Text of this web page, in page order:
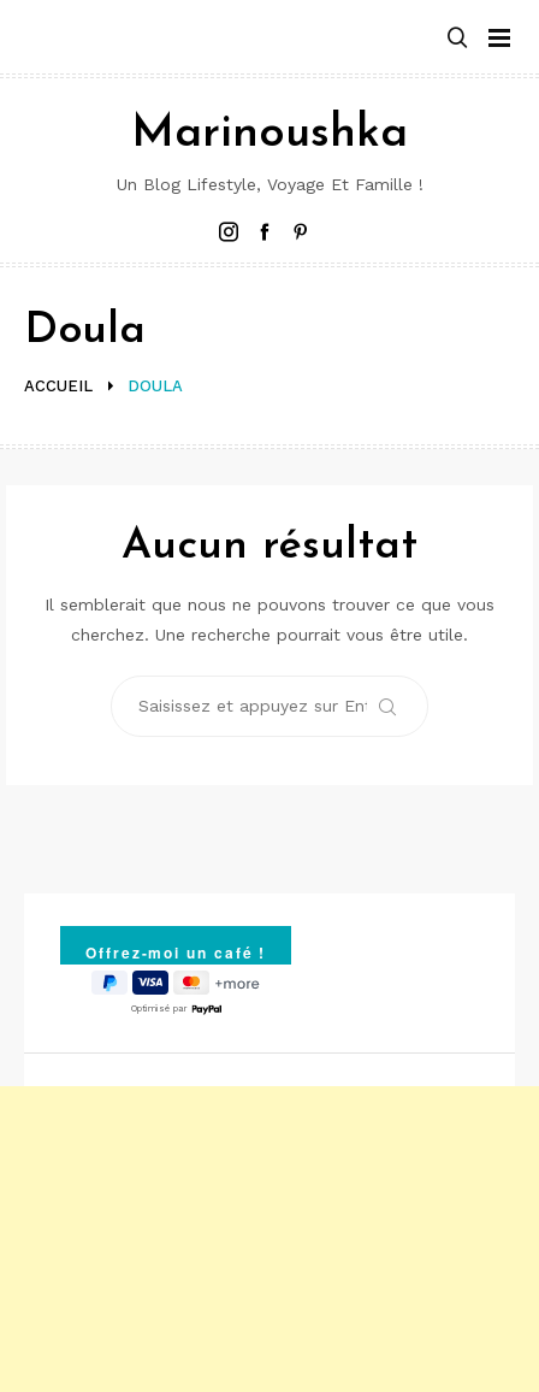
contenu
Marinoushka
Un Blog Lifestyle, Voyage Et Famille !
Instagram
Facebook
ACCUEIL DOULA
Doula
Aucun résultat
Il semblerait que nous ne pouvons trouver ce que vous
cherchez. Une recherche pourrait vous être utile.
Rechercher
Optimisé par